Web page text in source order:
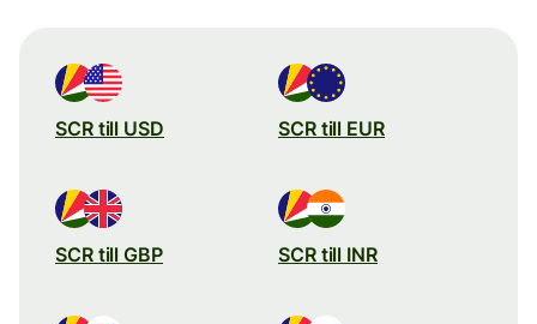
SCR till USD SCR till EUR
SCR till GBP SCR till INR